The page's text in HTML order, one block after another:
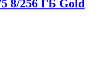
8/256 ГБ Gold